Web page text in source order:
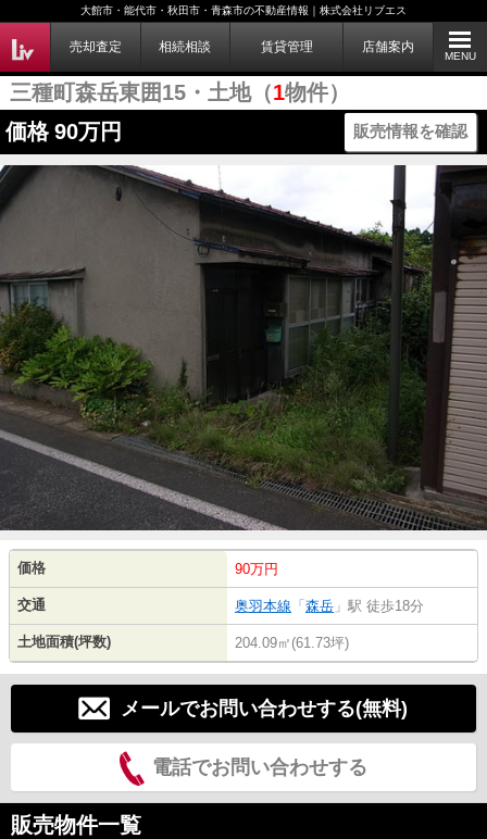
大館市・能代市・秋田市・青森市の不動産情報｜株式会社リブエス
売却査定 相続相談 賃貸管理 店舗案内
MENU
三種町森岳東囲15・土地（1物件）
価格 90万円 販売情報を確認
価格 90万円
交通 奥羽本線 「 森岳 」駅 徒歩18分
土地面積(坪数) 204.09㎡(61.73坪)
メールでお問い合わせする(無料)
電話でお問い合わせする
販売物件一覧